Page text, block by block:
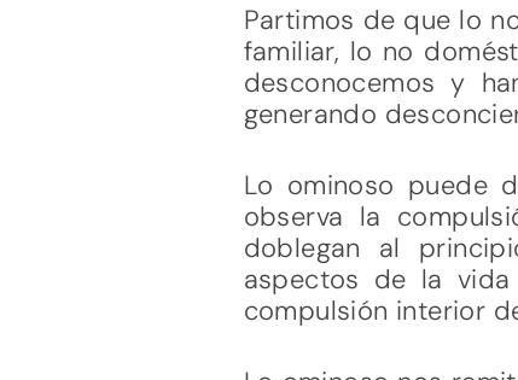
Partimos de que lo
familiar, lo no
desconocemos y
generando
Lo ominoso puede
observa la
doblegan al
aspectos de la
compulsión interior